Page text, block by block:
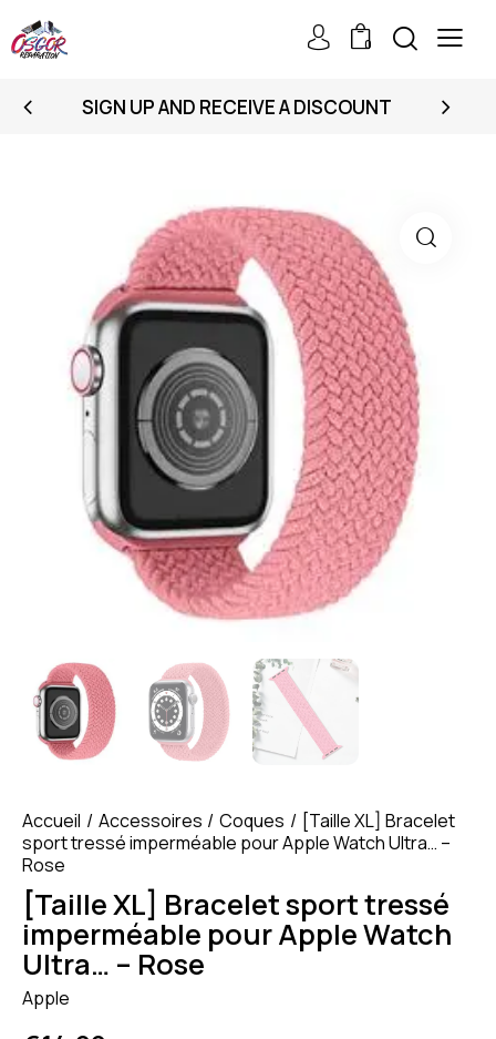
0
SIGN UP AND RECEIVE A DISCOUNT
Accueil Accessoires Coques
[Taille XL] Bracelet
sport tressé imperméable pour Apple Watch Ultra… –
Rose
[Taille XL] Bracelet sport tressé
imperméable pour Apple Watch
Ultra… – Rose
Apple